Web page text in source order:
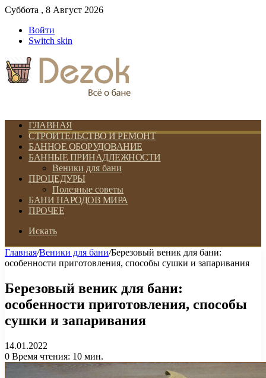
Суббота , 8 Август 2026
Войти
Switch skin
ГЛАВНАЯ
СТРОИТЕЛЬСТВО И РЕМОНТ
БАННОЕ ОБОРУДОВАНИЕ
БАННЫЕ ПРИНАДЛЕЖНОСТИ
Веники для бани
ПРОЦЕДУРЫ
Полезные советы
БАНИ НАРОДОВ МИРА
ПРОЧЕЕ
Искать
Главная/Веники для бани/Березовый веник для бани:
особенности приготовления, способы сушки и запаривания
Березовый веник для бани:
особенности приготовления, способы
сушки и запаривания
14.01.2022
0 Время чтения: 10 мин.